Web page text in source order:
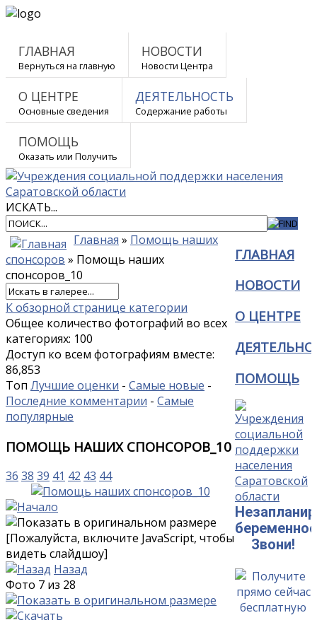
ГЛАВНАЯ
Вернуться на главную
НОВОСТИ
Новости Центра
О ЦЕНТРЕ
Основные сведения
ДЕЯТЕЛЬНОСТЬ
Содержание работы
ПОМОЩЬ
Оказать или Получить
ИСКАТЬ...
Главная » Помощь наших
спонсоров » Помощь наших
спонсоров_10
К обзорной странице категории
Общее количество фотографий во всех
категориях: 100
Доступ ко всем фотографиям вместе:
86,853
Топ Лучшие оценки - Самые новые -
Последние комментарии - Самые
популярные
ПОМОЩЬ НАШИХ СПОНСОРОВ_10
36 38 39 41 42 43 44
[Пожалуйста, включите JavaScript, чтобы
видеть слайдшоу]
Назад
Фото 7 из 28
ГЛАВНАЯ
НОВОСТИ
О ЦЕНТРЕ
ПОМОЩЬ
Звони!